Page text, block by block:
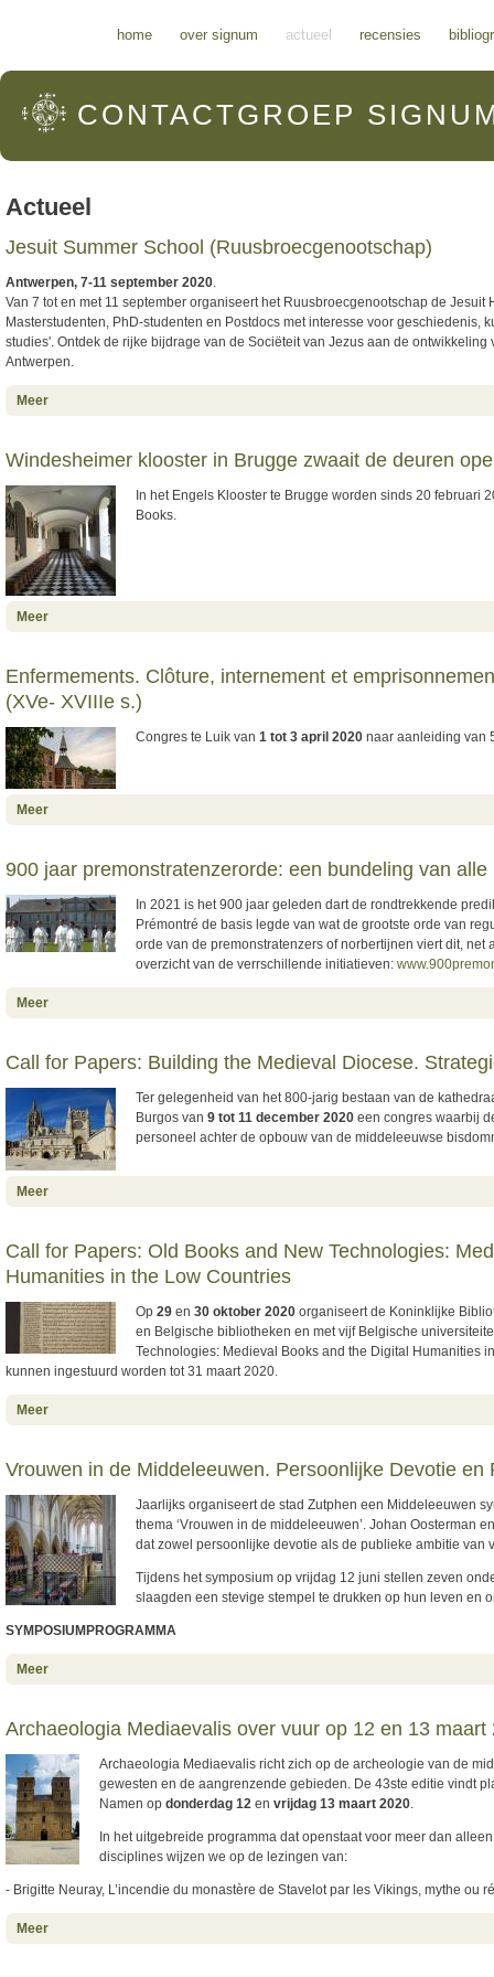
home over signum actueel recensies
CONTACTGROEP
Actueel
Jesuit Summer School (Ruusbroecgenootschap)
Antwerpen, 7-11 september 2020
Van 7 tot en met 11 september organiseert het Ruusbroecgenootschap de Jesuit
Masterstudenten, PhD-studenten en Postdocs met interesse voor geschiedenis,
studies'. Ontdek de rijke bijdrage van de Sociëteit van Jezus aan de
Antwerpen.
Meer
Windesheimer klooster in Brugge zwaait de deuren
In het Engels Klooster te Brugge worden sinds 20
Books.
Meer
Enfermements. Clôture, internement et
(XVe- XVIIIe s.)
Congres te Luik van 1 tot 3 april 2020 naar aanleiding van
Meer
cœur des espaces urbains (XVe- XVIIIe s.)
900 jaar premonstratenzerorde: een bundeling van alle
In 2021 is het 900 jaar geleden dart de rondtrekkende
Prémontré de basis legde van wat de grootste orde van
orde van de premonstratenzers of norbertijnen viert dit,
overzicht van de verrschillende initiatieven:
Meer
initiatieven
Call for Papers: Building the Medieval Diocese.
Ter gelegenheid van het 800-jarig bestaan van de
Burgos van 9 tot 11 december 2020 een congres waarbij
personeel achter de opbouw van de middeleeuwse
Meer
Agents and Instruments
Call for Papers: Old Books and New Technologies:
Humanities in the Low Countries
Op 29 en 30 oktober 2020 organiseert de Koninklijke
en Belgische bibliotheken en met vijf Belgische
Technologies: Medieval Books and the Digital Humanities
kunnen ingestuurd worden tot 31 maart 2020.
Meer
Books and the Digital Humanities in the Low Countries
Vrouwen in de Middeleeuwen. Persoonlijke Devotie en
Jaarlijks organiseert de stad Zutphen een Middeleeuwen
thema ‘Vrouwen in de middeleeuwen’. Johan Oosterman
dat zowel persoonlijke devotie als de publieke ambitie van
Tijdens het symposium op vrijdag 12 juni stellen zeven
slaagden een stevige stempel te drukken op hun leven en
SYMPOSIUMPROGRAMMA
Meer
Ambitie
Archaeologia Mediaevalis over vuur op 12 en 13 maart
Archaeologia Mediaevalis richt zich op de archeologie van de
gewesten en de aangrenzende gebieden. De 43ste editie vindt
Namen op donderdag 12 en vrijdag 13 maart 2020
In het uitgebreide programma dat openstaat voor meer dan
disciplines wijzen we op de lezingen van:
- Brigitte Neuray, L’incendie du monastère de Stavelot par les Vikings, mythe ou
Meer